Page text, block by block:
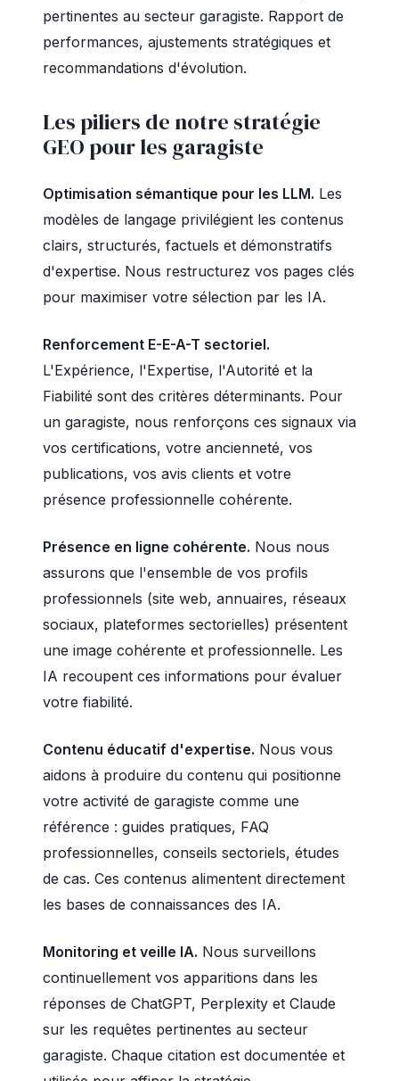
pertinentes au secteur garagiste. Rapport de
performances, ajustements stratégiques et
recommandations d'évolution.
Les piliers de notre stratégie
GEO pour les garagiste
Optimisation sémantique pour les LLM. Les
modèles de langage privilégient les contenus
clairs, structurés, factuels et démonstratifs
d'expertise. Nous restructurez vos pages clés
pour maximiser votre sélection par les IA.
Renforcement E-E-A-T sectoriel.
L'Expérience, l'Expertise, l'Autorité et la
Fiabilité sont des critères déterminants. Pour
un garagiste, nous renforçons ces signaux via
vos certifications, votre ancienneté, vos
publications, vos avis clients et votre
présence professionnelle cohérente.
Présence en ligne cohérente. Nous nous
assurons que l'ensemble de vos profils
professionnels (site web, annuaires, réseaux
sociaux, plateformes sectorielles) présentent
une image cohérente et professionnelle. Les
IA recoupent ces informations pour évaluer
votre fiabilité.
Contenu éducatif d'expertise. Nous vous
aidons à produire du contenu qui positionne
votre activité de garagiste comme une
référence : guides pratiques, FAQ
professionnelles, conseils sectoriels, études
de cas. Ces contenus alimentent directement
les bases de connaissances des IA.
Monitoring et veille IA. Nous surveillons
continuellement vos apparitions dans les
réponses de ChatGPT, Perplexity et Claude
sur les requêtes pertinentes au secteur
garagiste. Chaque citation est documentée et